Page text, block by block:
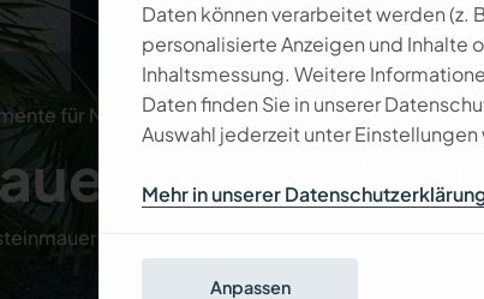
für Nürnberg und Umgebung
aue nmitnatürli
Daten können verarbeitet werden (z.
personalisierte Anzeigen und Inhalte
Inhaltsmessung. Weitere
Daten finden Sie in unserer
Auswahl jederzeit unter
Mehr in unserer
Anpassen